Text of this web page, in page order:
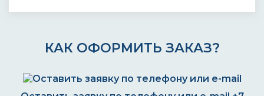
КАК ОФОРМИТЬ ЗАКАЗ?